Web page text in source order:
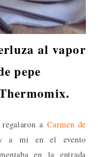
al vapor
pepe
regalaron aCarmen de
a mí en el evento
en la entrada